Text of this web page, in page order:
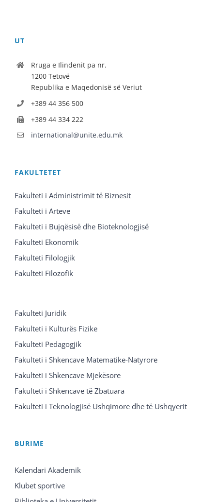
UT
Rruga e Ilindenit pa nr.
1200 Tetovë
Republika e Maqedonisë së Veriut
+389 44 356 500
+389 44 334 222
international@unite.edu.mk
FAKULTETET
Fakulteti i Administrimit të Biznesit
Fakulteti i Arteve
Fakulteti i Bujqësisë dhe Bioteknologjisë
Fakulteti Ekonomik
Fakulteti Filologjik
Fakulteti Filozofik
Fakulteti Juridik
Fakulteti i Kulturës Fizike
Fakulteti Pedagogjik
Fakulteti i Shkencave Matematike-Natyrore
Fakulteti i Shkencave Mjekësore
Fakulteti i Shkencave të Zbatuara
Fakulteti i Teknologjisë Ushqimore dhe të Ushqyerit
BURIME
Kalendari Akademik
Klubet sportive